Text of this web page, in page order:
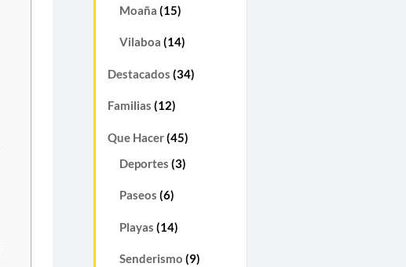
Moaña (15)
Vilaboa (14)
Destacados (34)
Familias (12)
Que Hacer(45)
Deportes (3)
Paseos (6)
Playas (14)
Senderismo (9)